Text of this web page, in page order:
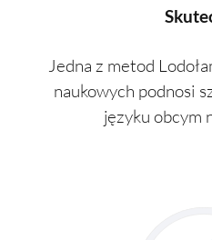
Jedna z metod
naukowych podnosi
języku obcym